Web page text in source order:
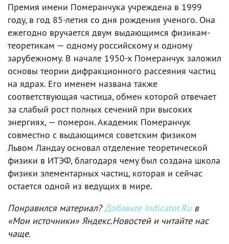
Премия имени Померанчука учреждена в 1999
году, в год 85-летия со дня рождения ученого. Она
ежегодно вручается двум выдающимся физикам-
теоретикам — одному российскому и одному
зарубежному. В начале 1950-х Померанчук заложил
основы теории дифракционного рассеяния частиц
на ядрах. Его именем названа также
соответствующая частица, обмен которой отвечает
за слабый рост полных сечений при высоких
энергиях, — померон. Академик Померанчук
совместно с выдающимся советским физиком
Львом Ландау основал отделение теоретической
физики в ИТЭФ, благодаря чему был создана школа
физики элементарных частиц, которая и сейчас
остается одной из ведущих в мире.
Понравился материал?Добавьте Indicator.Ruв
«Мои источники» Яндекс.Новостей и читайте нас
чаще.